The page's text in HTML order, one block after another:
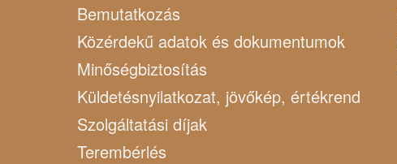
Bemutatkozás
Közérdekű adatok és dokumentumok
Minőségbiztosítás
Küldetésnyilatkozat, jövőkép, értékrend
Szolgáltatási díjak
Terembérlés